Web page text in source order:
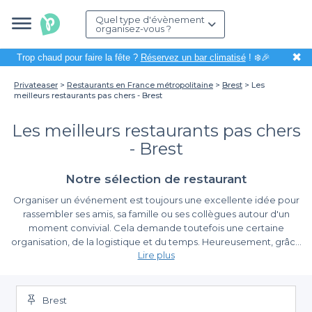
Quel type d'évènement
organisez-vous ?
Trop chaud pour faire la fête ? Réservez un bar climatisé! ❄️🎉 ✖
Privateaser Restaurants en France métropolitaine Brest
Les
meilleurs restaurants pas chers - Brest
Les meilleurs restaurants pas chers
- Brest
Notre sélection de restaurant
Organiser un événement est toujours une excellente idée pour
rassembler ses amis, sa famille ou ses collègues autour d'un
moment convivial. Cela demande toutefois une certaine
organisation, de la logistique et du temps. Heureusement, grâce
à Privateaser, réserver le lieu parfait pour votre événement
d’établissements variés, nous vous offrons une solution pratique
pour simplifier la planification de vos rassemblements.
Pourquoi organiser un événement dans un
Lire plus
Brest